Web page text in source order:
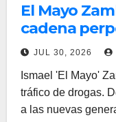
El Mayo
cadena
JUL 30, 2026
Ismael 'El Mayo'
tráfico de drogas.
a las nuevas